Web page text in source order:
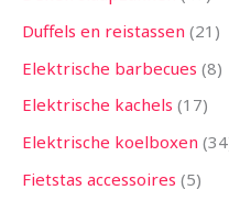
Duffels en reistassen 21
Elektrische barbecues 8
Elektrische kachels 17
Elektrische koelboxen 34
Fietstas accessoires 5